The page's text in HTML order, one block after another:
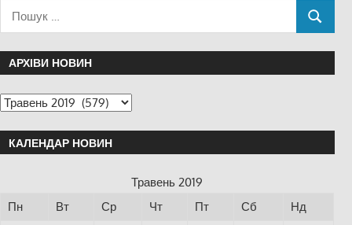
АРХІВИ НОВИН
КАЛЕНДАР НОВИН
Травень 2019
Пн
Вт Ср Чт Пт Сб
Нд